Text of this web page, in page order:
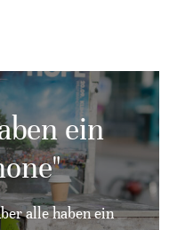
ein
alle haben ein